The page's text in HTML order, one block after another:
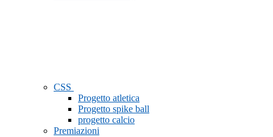
CSS
Progetto atletica
Progetto spike ball
progetto calcio
Premiazioni